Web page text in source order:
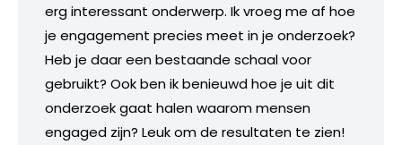
erg interessant onderwerp. Ik vroeg me af hoe
je engagement precies meet in je onderzoek?
Heb je daar een bestaande schaal voor
gebruikt? Ook ben ik benieuwd hoe je uit dit
onderzoek gaat halen waarom mensen
engaged zijn? Leuk om de resultaten te zien!